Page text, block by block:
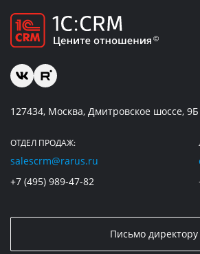
127434, Москва, Дмитровское шоссе, 9Б
ОТДЕЛ ПРОДАЖ:
salescrm@rarus.ru
+7 (495) 989-47-82
Письмо директору